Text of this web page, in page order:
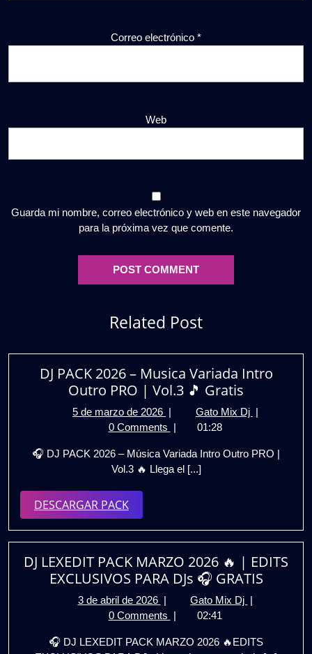
Correo electrónico *
Web
Guarda mi nombre, correo electrónico y web en este navegador
para la próxima vez que comente.
Related Post
DJ PACK 2026 – Musica Variada Intro
Outro PRO | Vol.3 🎵 Gratis
5 de marzo de 2026 5
de
de
2026
Gato Mix Dj DJ
–
PRO
Vol.3
🎵
Gratis
0 Comments
01:28
🎧 DJ PACK 2026 – Música Variada Intro Outro PRO |
Vol.3 🔥 Llega el [...]
DESCARGAR PACKDESCARGAR
PACK
DJ LEXEDIT PACK MARZO 2026 🔥 | EDITS
EXCLUSIVOS PARA DJs 🎧 GRATIS
3 de abril de 2026 3
de
de
Gato Mix Dj DJ
MARZO
0 Comments
02:41
🎧 DJ LEXEDIT PACK MARZO 2026 🔥EDITS